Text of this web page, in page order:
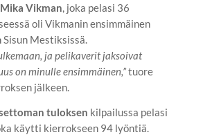
Vikman, joka pelasi 36
oli Vikmanin ensimmäinen
Sisun Mestiksissä.
ja pelikaverit jaksoivat
on minulle ensimmäinen,”tuore
jälkeen.
tuloksen kilpailussa pelasi
käytti kierrokseen 94 lyöntiä.